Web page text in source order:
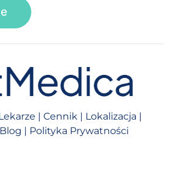
| Cennik| Lokalizacja |
Blog | Polityka Prywatności